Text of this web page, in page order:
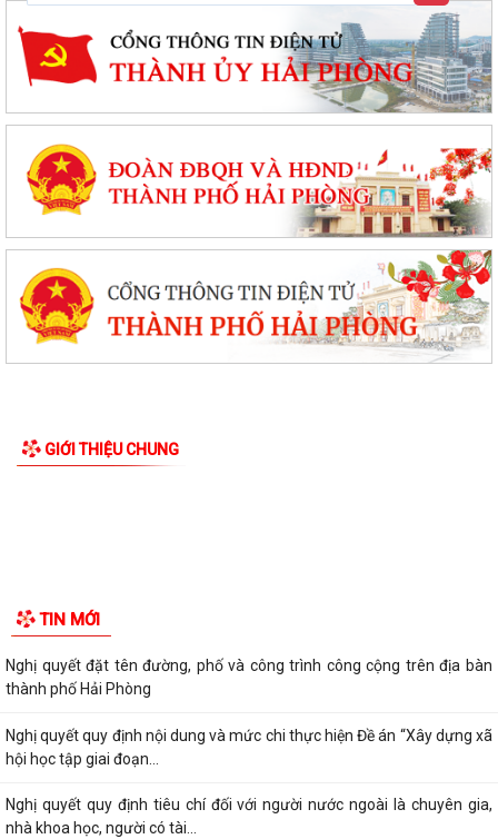
GIỚI THIỆU CHUNG
TIN MỚI
Nghị quyết đặt tên đường, phố và công trình công cộng trên địa bàn
thành phố Hải Phòng
Nghị quyết quy định nội dung và mức chi thực hiện Đề án “Xây dựng xã
hội học tập giai đoạn...
Nghị quyết quy định tiêu chí đối với người nước ngoài là chuyên gia,
nhà khoa học, người có tài...